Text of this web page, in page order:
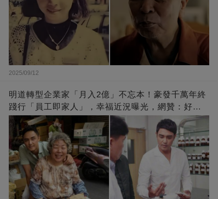
2025/09/12
明道轉型企業家「月入2億」不忘本！豪發千萬年終
踐行「員工即家人」，幸福近況曝光，網贊：好老
闆的福報